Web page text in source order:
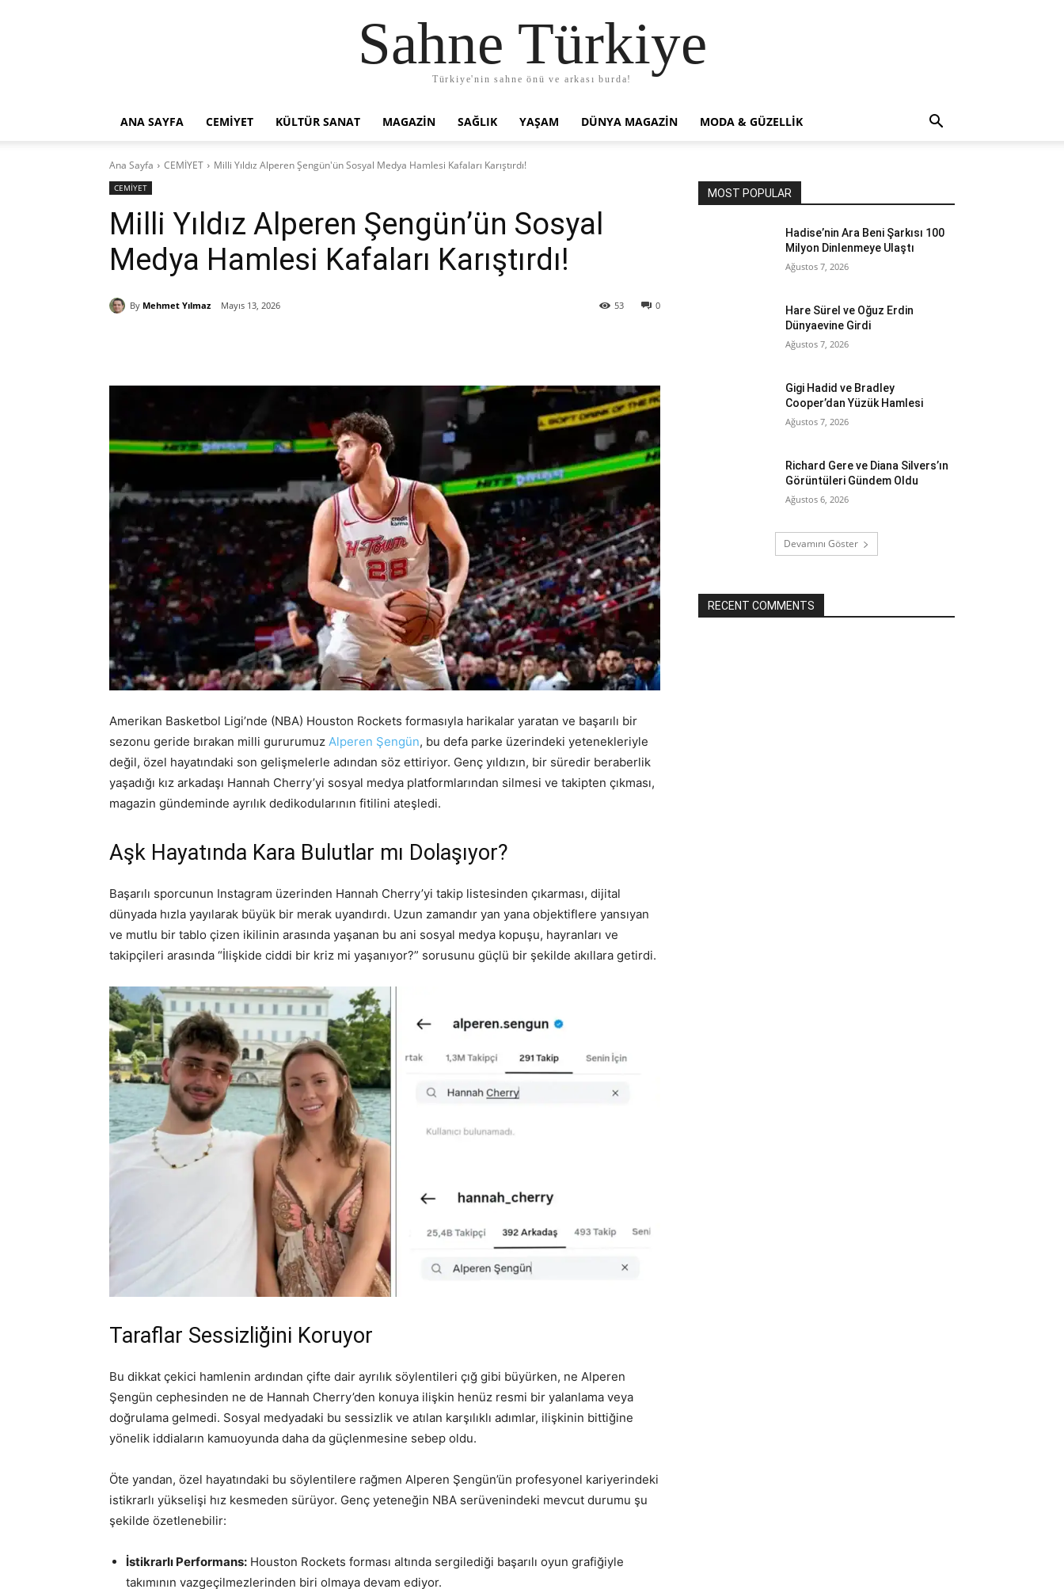
Sahne Türkiye
Türkiye'nin sahne önü ve arkası burda!
ANA SAYFA CEMİYET KÜLTÜR SANAT MAGAZIN SAĞLIK YAŞAM DÜNYA MAGAZİN MODA & GÜZELLİK
Ana Sayfa CEMİYET Milli Yıldız Alperen Şengün'ün Sosyal Medya Hamlesi Kafaları Karıştırdı!
CEMİYET
Milli Yıldız Alperen Şengün’ün Sosyal
Medya Hamlesi Kafaları Karıştırdı!
By Mehmet Yılmaz Mayıs 13, 2026 0
53
Amerikan Basketbol Ligi’nde (NBA) Houston Rockets formasıyla harikalar yaratan ve başarılı bir
sezonu geride bırakan milli gururumuz Alperen Şengün, bu defa parke üzerindeki yetenekleriyle
değil, özel hayatındaki son gelişmelerle adından söz ettiriyor. Genç yıldızın, bir süredir beraberlik
yaşadığı kız arkadaşı Hannah Cherry’yi sosyal medya platformlarından silmesi ve takipten çıkması,
magazin gündeminde ayrılık dedikodularının fitilini ateşledi.
Aşk Hayatında Kara Bulutlar mı Dolaşıyor?
Başarılı sporcunun Instagram üzerinden Hannah Cherry’yi takip listesinden çıkarması, dijital
dünyada hızla yayılarak büyük bir merak uyandırdı. Uzun zamandır yan yana objektiflere yansıyan
ve mutlu bir tablo çizen ikilinin arasında yaşanan bu ani sosyal medya kopuşu, hayranları ve
takipçileri arasında “İlişkide ciddi bir kriz mi yaşanıyor?” sorusunu güçlü bir şekilde akıllara getirdi.
Taraflar Sessizliğini Koruyor
Bu dikkat çekici hamlenin ardından çifte dair ayrılık söylentileri çığ gibi büyürken, ne Alperen
Şengün cephesinden ne de Hannah Cherry’den konuya ilişkin henüz resmi bir yalanlama veya
doğrulama gelmedi. Sosyal medyadaki bu sessizlik ve atılan karşılıklı adımlar, ilişkinin bittiğine
yönelik iddiaların kamuoyunda daha da güçlenmesine sebep oldu.
Öte yandan, özel hayatındaki bu söylentilere rağmen Alperen Şengün’ün profesyonel kariyerindeki
istikrarlı yükselişi hız kesmeden sürüyor. Genç yeteneğin NBA serüvenindeki mevcut durumu şu
şekilde özetlenebilir:
İstikrarlı Performans: Houston Rockets forması altında sergilediği başarılı oyun grafiğiyle
takımının vazgeçilmezlerinden biri olmaya devam ediyor.
MOST POPULAR
Hadise’nin Ara Beni Şarkısı 100
Milyon Dinlenmeye Ulaştı
Ağustos 7, 2026
Hare Sürel ve Oğuz Erdin
Dünyaevine Girdi
Ağustos 7, 2026
Gigi Hadid ve Bradley
Cooper’dan Yüzük Hamlesi
Ağustos 7, 2026
Richard Gere ve Diana Silvers’ın
Görüntüleri Gündem Oldu
Ağustos 6, 2026
Devamını Göster
RECENT COMMENTS